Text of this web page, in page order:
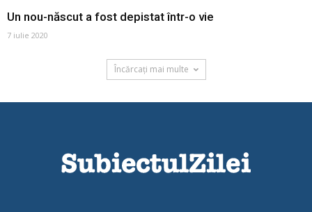
Un nou-născut a fost depistat într-o vie
7 iulie 2020
Încărcați mai multe